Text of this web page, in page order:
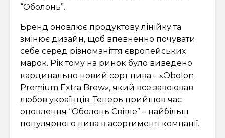
“Оболонь”.
Бренд оновлює продуктову лінійку та
змінює дизайн, щоб впевненно почувати
себе серед різноманіття європейських
марок. Рік тому на ринок було виведено
кардинально новий сорт пива – «Obolon
Premium Extra Brew», який все завоював
любов українців. Теперь прийшов час
оновлення “Оболонь Світле” – найбільш
популярного пива в асортименті компанії.